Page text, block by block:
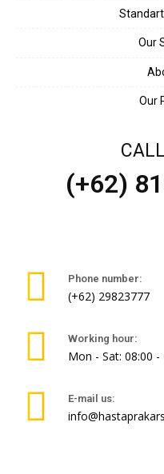
Our
Our
(+62)
Phone number:
(+62) 29823777
Working hour:
Mon - Sat: 08:00 -
E-mail us: